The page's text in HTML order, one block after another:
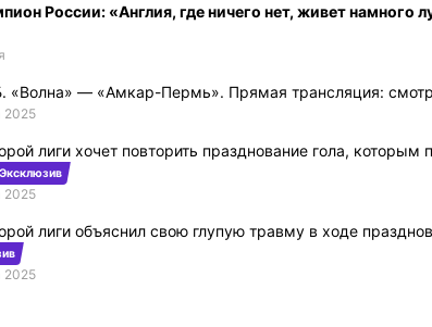
России: «Англия, где ничего нет, живет намного
«Волна» — «Амкар-Пермь». Прямая трансляция:
2025
лиги хочет повторить празднование гола,
Эксклюзив
2025
лиги объяснил свою глупую травму в ходе
2025